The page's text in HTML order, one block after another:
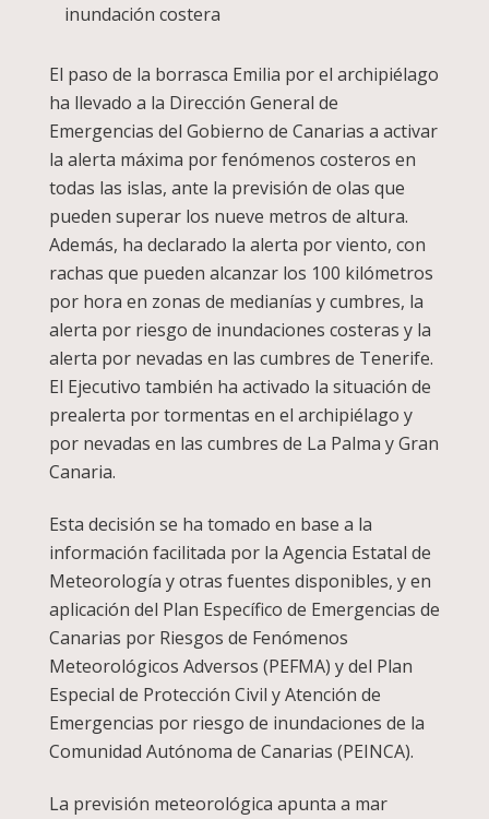
inundación costera
El paso de la borrasca Emilia por el archipiélago
ha llevado a la Dirección General de
Emergencias del Gobierno de Canarias a activar
la alerta máxima por fenómenos costeros en
todas las islas, ante la previsión de olas que
pueden superar los nueve metros de altura.
Además, ha declarado la alerta por viento, con
rachas que pueden alcanzar los 100 kilómetros
por hora en zonas de medianías y cumbres, la
alerta por riesgo de inundaciones costeras y la
alerta por nevadas en las cumbres de Tenerife.
El Ejecutivo también ha activado la situación de
prealerta por tormentas en el archipiélago y
por nevadas en las cumbres de La Palma y Gran
Canaria.
Esta decisión se ha tomado en base a la
información facilitada por la Agencia Estatal de
Meteorología y otras fuentes disponibles, y en
aplicación del Plan Específico de Emergencias de
Canarias por Riesgos de Fenómenos
Meteorológicos Adversos (PEFMA) y del Plan
Especial de Protección Civil y Atención de
Emergencias por riesgo de inundaciones de la
Comunidad Autónoma de Canarias (PEINCA).
La previsión meteorológica apunta a mar